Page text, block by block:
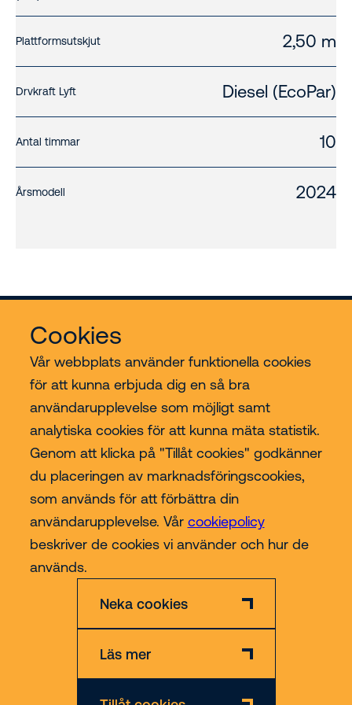
Cookies
Vår webbplats använder funktionella cookies
för att kunna erbjuda dig en så bra
användarupplevelse som möjligt samt
analytiska cookies för att kunna mäta statistik.
Genom att klicka på "Tillåt cookies" godkänner
du placeringen av marknadsföringscookies,
som används för att förbättra din
användarupplevelse. Vår cookiepolicy
beskriver de cookies vi använder och hur de
används.
Neka cookies
Läs mer
Plattformsutskjut 2,50 m
Drvkraft Lyft Diesel (EcoPar)
Antal timmar 10
Årsmodell 2024
Riwal
Branscher
Contact
Mer